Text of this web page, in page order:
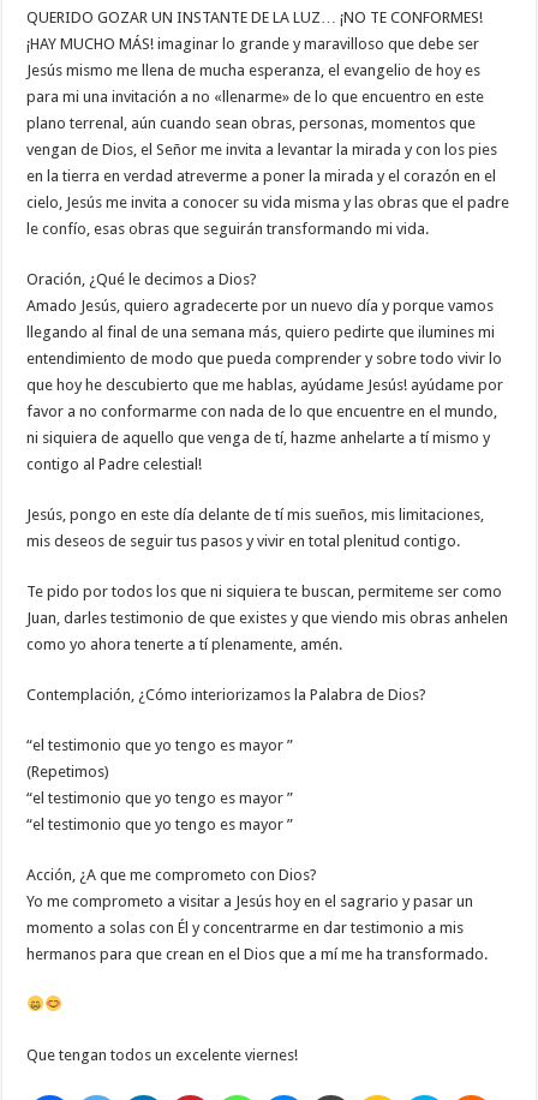
QUERIDO GOZAR UN INSTANTE DE LA LUZ… ¡NO TE CONFORMES!
¡HAY MUCHO MÁS! imaginar lo grande y maravilloso que debe ser
Jesús mismo me llena de mucha esperanza, el evangelio de hoy es
para mi una invitación a no «llenarme» de lo que encuentro en este
plano terrenal, aún cuando sean obras, personas, momentos que
vengan de Dios, el Señor me invita a levantar la mirada y con los pies
en la tierra en verdad atreverme a poner la mirada y el corazón en el
cielo, Jesús me invita a conocer su vida misma y las obras que el padre
le confío, esas obras que seguirán transformando mi vida.
Oración, ¿Qué le decimos a Dios?
Amado Jesús, quiero agradecerte por un nuevo día y porque vamos
llegando al final de una semana más, quiero pedirte que ilumines mi
entendimiento de modo que pueda comprender y sobre todo vivir lo
que hoy he descubierto que me hablas, ayúdame Jesús! ayúdame por
favor a no conformarme con nada de lo que encuentre en el mundo,
ni siquiera de aquello que venga de tí, hazme anhelarte a tí mismo y
contigo al Padre celestial!
Jesús, pongo en este día delante de tí mis sueños, mis limitaciones,
mis deseos de seguir tus pasos y vivir en total plenitud contigo.
Te pido por todos los que ni siquiera te buscan, permiteme ser como
Juan, darles testimonio de que existes y que viendo mis obras anhelen
como yo ahora tenerte a tí plenamente, amén.
Contemplación, ¿Cómo interiorizamos la Palabra de Dios?
“el testimonio que yo tengo es mayor ”
(Repetimos)
“el testimonio que yo tengo es mayor ”
“el testimonio que yo tengo es mayor ”
Acción, ¿A que me comprometo con Dios?
Yo me comprometo a visitar a Jesús hoy en el sagrario y pasar un
momento a solas con Él y concentrarme en dar testimonio a mis
hermanos para que crean en el Dios que a mí me ha transformado.
Que tengan todos un excelente viernes!